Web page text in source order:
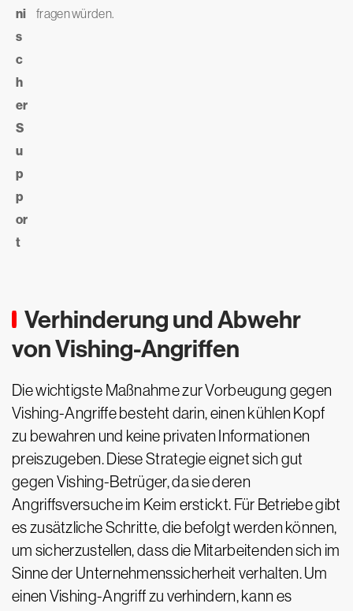
ni
s
c
h
er
S
u
p
p
or
t
fragen würden.
Verhinderung und Abwehr
von Vishing-Angriffen
Die wichtigste Maßnahme zur Vorbeugung gegen
Vishing-Angriffe besteht darin, einen kühlen Kopf
zu bewahren und keine privaten Informationen
preiszugeben. Diese Strategie eignet sich gut
gegen Vishing-Betrüger, da sie deren
Angriffsversuche im Keim erstickt. Für Betriebe gibt
es zusätzliche Schritte, die befolgt werden können,
um sicherzustellen, dass die Mitarbeitenden sich im
Sinne der Unternehmenssicherheit verhalten. Um
einen Vishing-Angriff zu verhindern, kann es